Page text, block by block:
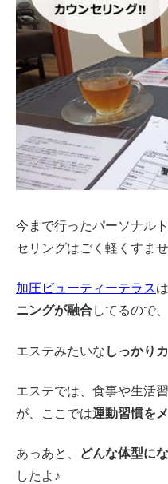
今まで行ったパーソナル
セリングはごく軽くすま
加圧ビューティーテラスは
ニングが融合してるので、
エステみたいな しっかり
エステでは、食事や生活
が、ここでは運動習慣を
あっあと、 どんな体型に
したよ♪